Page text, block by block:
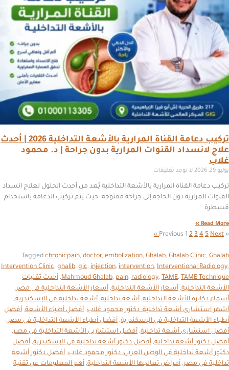
تركيب دعامة القناة المرارية بالأشعة التداخلية 2026 | أحدث
علاج لانسداد القنوات المرارية بدون جراحة | د. محمود
غلاب
يوليو 29, 2026 لا توجد تعليقات
تركيب دعامة القناة المرارية بالأشعة التداخلية يُعد من أحدث الحلول لعلاج انسداد
القنوات المرارية دون الحاجة إلى جراحة مفتوحة، حيث يتم تركيب الدعامة باستخدام
قسطرة
Read More »
« Previous
1 2 3 4 5 Next »
Tagged chronicpain, doctor, embolization, Ghalab, Ghalab Clinic, Ghalab
Intervention Clinic, ghalib, gic, injection, intervention, Interventional Radiology,
Mahmoud Ghalab, pain, radiology, TAME, TAME Technique
, أحدث تقنيات
الأشعة التداخلية, أسعار الأشعة التداخلية, أسعار الأشعة التداخلية فى مصر,
أسماء دكاترة الأشعة التداخلية, أشعة تداخلية, أشعة تداخلية فى الإسكندرية,
أشهر استشارى أشعة تداخلية: دكتور محمود غلاب, أفضل أطباء الأشعة, أفضل
أطباء الأشعة التداخلية فى الإسكندرية, أفضل أطباء الأشعة التداخلية فى مصر,
أفضل استشارى أشعة تداخلية, أفضل استشاريى الأشعة التداخلية فى مصر,
أفضل دكتور أشعة تداخلية, أفضل دكتور أشعة تداخلية فى الإسكندرية, أفضل
دكتور أشعة تداخلية فى الوطن العربى: دكتور محمود غلاب, أفضل دكتور أشعة
تداخلية فى مصر, أمراض تعالجها الأشعة التداخلية, أهم المعلومات عن تقنية